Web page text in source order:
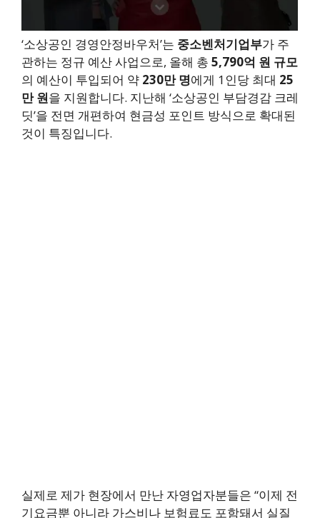
‘소상공인 경영안정바우처’는 중소벤처기업부가 주
관하는 정규 예산 사업으로, 올해 총 5,790억 원 규모
의 예산이 투입되어 약 230만 명에게 1인당 최대 25
만 원을 지원합니다. 지난해 ‘소상공인 부담경감 크레
딧’을 전면 개편하여 현금성 포인트 방식으로 확대된
것이 특징입니다.
실제로 제가 현장에서 만난 자영업자분들은 “이제 전
기요금뿐 아니라 가스비나 보험료도 포함돼서 실질